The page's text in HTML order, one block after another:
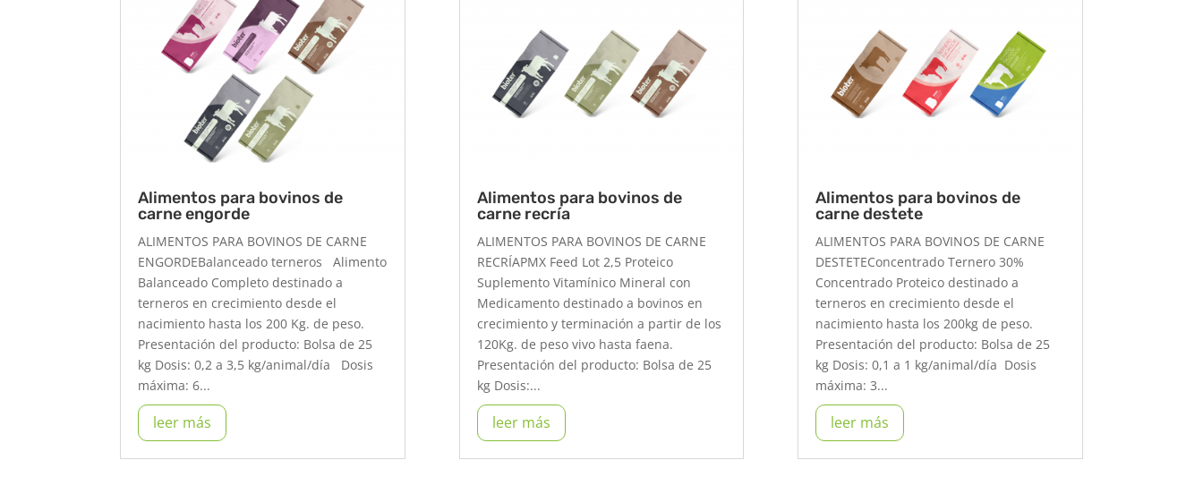
Alimentos para bovinos de
carne engorde
ALIMENTOS PARA BOVINOS DE CARNE
ENGORDEBalanceado terneros Alimento
Balanceado Completo destinado a
terneros en crecimiento desde el
nacimiento hasta los 200 Kg. de peso.
Presentación del producto: Bolsa de 25
kg Dosis: 0,2 a 3,5 kg/animal/día Dosis
máxima: 6...
leer más
Alimentos para bovinos de
carne recría
ALIMENTOS PARA BOVINOS DE CARNE
RECRÍAPMX Feed Lot 2,5 Proteico
Suplemento Vitamínico Mineral con
Medicamento destinado a bovinos en
crecimiento y terminación a partir de los
120Kg. de peso vivo hasta faena.
Presentación del producto: Bolsa de 25
kg Dosis:...
leer más
Alimentos para bovinos de
carne destete
ALIMENTOS PARA BOVINOS DE CARNE
DESTETEConcentrado Ternero 30%
Concentrado Proteico destinado a
terneros en crecimiento desde el
nacimiento hasta los 200kg de peso.
Presentación del producto: Bolsa de 25
kg Dosis: 0,1 a 1 kg/animal/día Dosis
máxima: 3...
leer más